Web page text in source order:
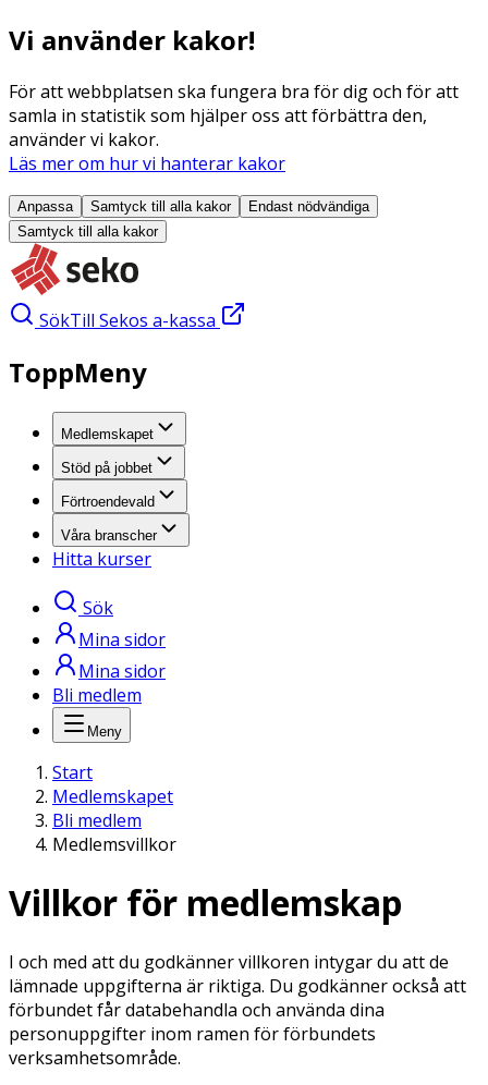
Vi använder kakor!
För att webbplatsen ska fungera bra för dig och för att
samla in statistik som hjälper oss att förbättra den,
använder vi kakor.
Läs mer om hur vi hanterar kakor
Anpassa Samtyck till alla kakor
Endast nödvändiga
Samtyck till alla kakor
SökTill Sekos a-kassa
ToppMeny
Medlemskapet
Stöd på jobbet
Förtroendevald
Våra branscher
Hitta kurser
Sök
Mina sidor
Mina sidor
Bli medlem
Meny
Start
Medlemskapet
Bli medlem
Medlemsvillkor
Villkor för medlemskap
I och med att du godkänner villkoren intygar du att de
lämnade uppgifterna är riktiga. Du godkänner också att
förbundet får databehandla och använda dina
personuppgifter inom ramen för förbundets
verksamhetsområde.